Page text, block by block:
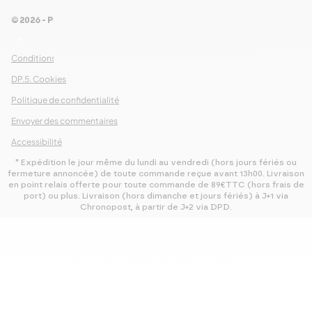
Conditions Générales de Ventes
DP.5. Cookies
Politique de confidentialité
Envoyer des commentaires
Accessibilité
© 2026 - Pour Les Gourmets
* Expédition le jour même du lundi au vendredi (hors jours fériés ou
fermeture annoncée) de toute commande reçue avant 13h00. Livraison
en point relais offerte pour toute commande de 89€TTC (hors frais de
port) ou plus. Livraison (hors dimanche et jours fériés) à J+1 via
Chronopost, à partir de J+2 via DPD.